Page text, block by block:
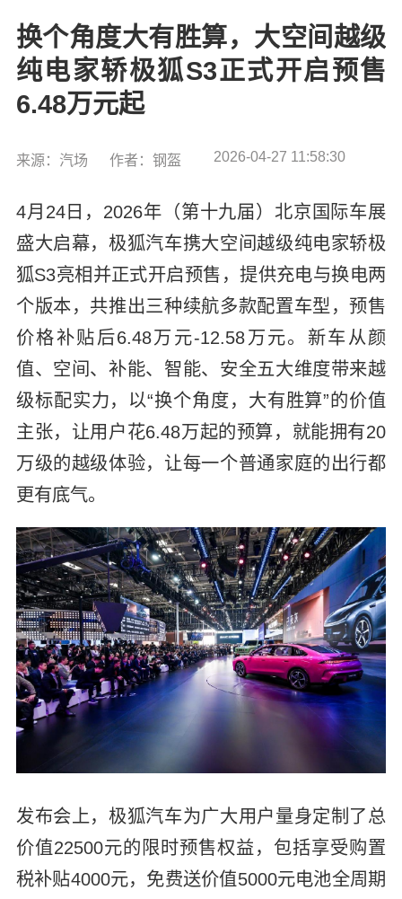
换个角度大有胜算，大空间越级
纯电家轿极狐S3正式开启预售
6.48万元起
来源：汽场 作者：钢盔 2026-04-27 11:58:30
4月24日，2026年（第十九届）北京国际车展
盛大启幕，极狐汽车携大空间越级纯电家轿极
狐S3亮相并正式开启预售，提供充电与换电两
个版本，共推出三种续航多款配置车型，预售
价格补贴后6.48万元-12.58万元。新车从颜
值、空间、补能、智能、安全五大维度带来越
级标配实力，以“换个角度，大有胜算”的价值
主张，让用户花6.48万起的预算，就能拥有20
万级的越级体验，让每一个普通家庭的出行都
更有底气。
发布会上，极狐汽车为广大用户量身定制了总
价值22500元的限时预售权益，包括享受购置
税补贴4000元，免费送价值5000元电池全周期